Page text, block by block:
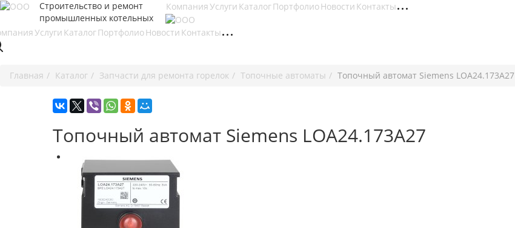
Строительство и ремонт
промышленных котельных
КомпанияУслуги КаталогПортфолиоНовости Контакты
Услуги КаталогПортфолиоНовости Контакты
Главная Каталог Запчасти для ремонта горелок Топочные автоматы Топочный автомат Siemens LOA24.173A27
Топочный автомат Siemens LOA24.173A27